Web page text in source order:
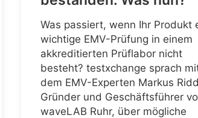
Was passiert, wenn Ihr Produkt
wichtige EMV-Prüfung in einem
akkreditierten Prüflabor nicht
besteht? testxchange sprach
dem EMV-Experten Markus
Gründer und Geschäftsführer
waveLAB Ruhr, über mögliche